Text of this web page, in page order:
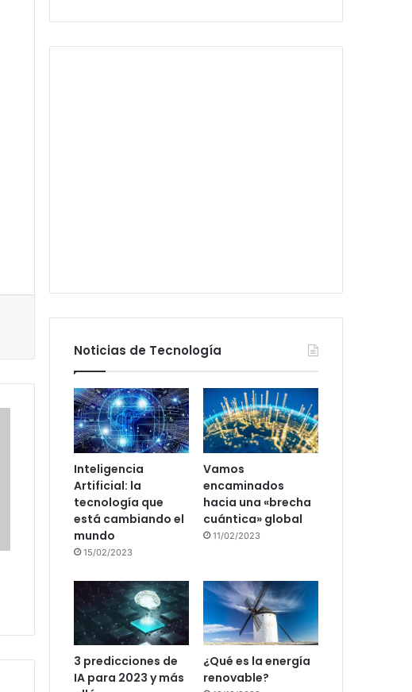
Noticias de Tecnología
Inteligencia
Artificial: la
tecnología que
está cambiando el
mundo
15/02/2023
Vamos
encaminados
hacia una «brecha
cuántica» global
11/02/2023
3 predicciones de
IA para 2023 y más
¿Qué es la energía
renovable?